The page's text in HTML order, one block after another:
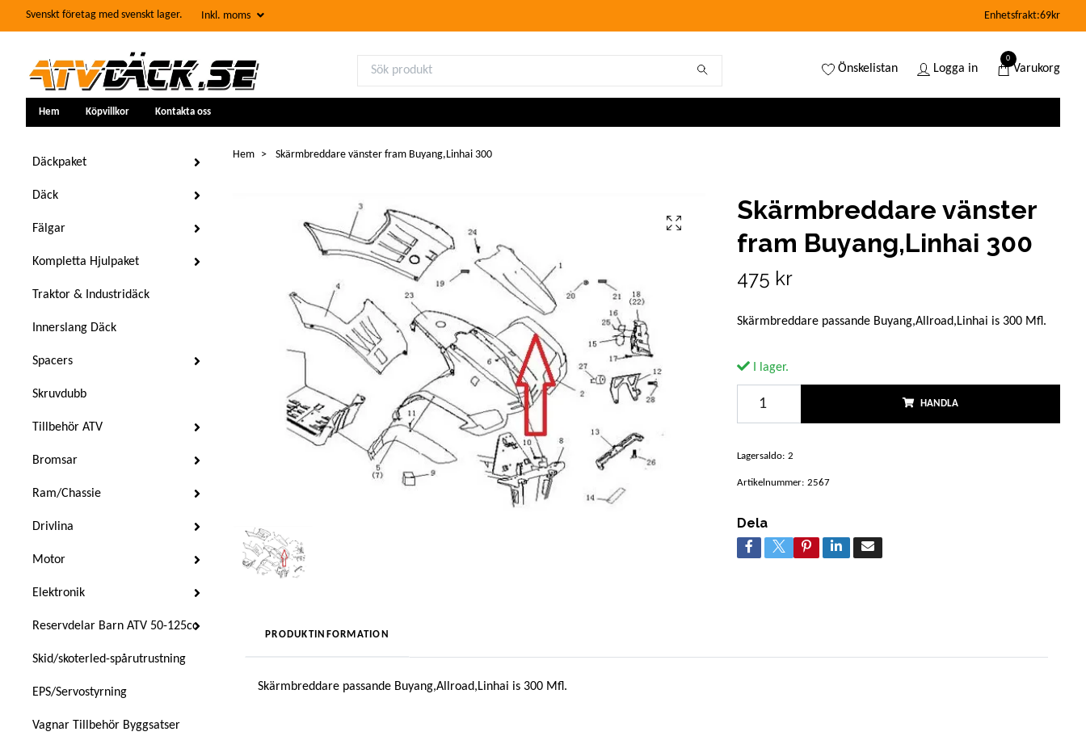
Svenskt företag med svenskt lager. Inkl. moms Enhetsfrakt:69kr
Önskelistan Logga in
0
Varukorg
Hem Köpvillkor Kontakta oss
Däckpaket
Däck
Fälgar
Kompletta Hjulpaket
Traktor & Industridäck
Innerslang Däck
Spacers
Skruvdubb
Tillbehör ATV
Bromsar
Ram/Chassie
Drivlina
Motor
Elektronik
Reservdelar Barn ATV 50-125cc
Skid/skoterled-spårutrustning
EPS/Servostyrning
Vagnar Tillbehör Byggsatser
Hem Skärmbreddare vänster fram Buyang,Linhai 300
Skärmbreddare vänster
fram Buyang,Linhai 300
475 kr
Skärmbreddare passande Buyang,Allroad,Linhai is 300 Mfl.
I lager.
HANDLA
Lagersaldo: 2
Artikelnummer: 2567
Dela
PRODUKTINFORMATION
Skärmbreddare passande Buyang,Allroad,Linhai is 300 Mfl.